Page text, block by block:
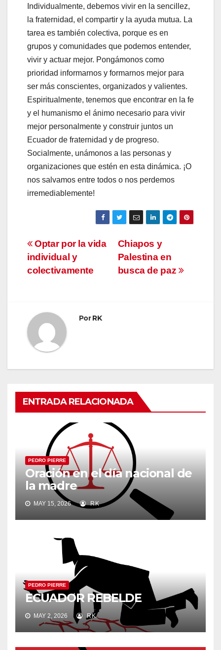
Individualmente, debemos vivir en la sencillez,
la fraternidad, el compartir y la ayuda mutua. La
tarea es también colectiva, porque es en
grupos y comunidades que podemos entender,
vivir y actuar mejor. Pongámonos como
prioridad informarnos y formarnos mejor para
ser más conscientes, organizados y valientes.
Espiritualmente, tenemos que encontrar en la fe
y el humanismo el ánimo necesario para vivir
mejor personalmente y construir juntos un
Ecuador de fraternidad y de progreso.
Socialmente, unámonos a las personas y
organizaciones que estén en esta dinámica. ¡O
nos salvamos entre todos o nos perdemos
irremediablemente!
Navegación
de
entradas
Chiapos y
Palestina en
busca de paz
Optar por la vida
individual y
colectivamente
PorRK
ENTRADA RELACIONADA
PEDRO PIERRE
Oración en el día nacional de
la madre
MAY 15, 2026 RK
PEDRO PIERRE
ECUADOR REBELDE
MAY 2, 2026 RK